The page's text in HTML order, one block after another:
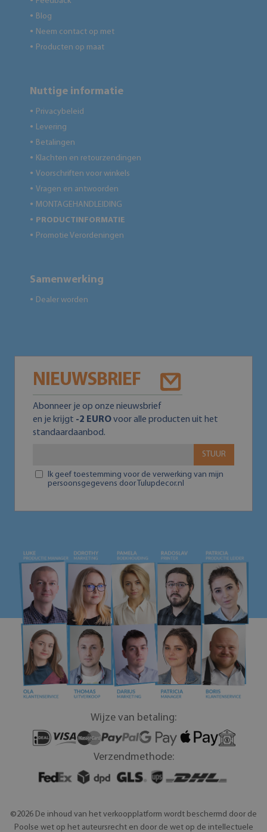
● Blog
● Neem contact op met
● Producten op maat
Nuttige informatie
● Privacybeleid
● Levering
● Betalingen
● Klachten en retourzendingen
● Voorschriften voor winkels
● Vragen en antwoorden
● MONTAGEHANDLEIDING
● PRODUCTINFORMATIE
● Promotie Verordeningen
Samenwerking
● Dealer worden
NIEUWSBRIEF
Abonneer je op onze nieuwsbrief
en je krijgt -2 EUROvoor alle producten uit het
standaardaanbod.
STUUR
Ik geef toestemming voor de verwerking van mijn
persoonsgegevens door Tulupdecor.nl
Wijze van betaling:
Verzendmethode:
©2026 De inhoud van het verkoopplatform wordt beschermd door de
Poolse wet op het auteursrecht en door de wet op de intellectuele